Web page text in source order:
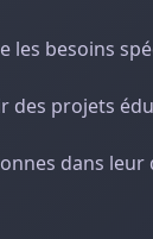
les besoins
des projets
dans